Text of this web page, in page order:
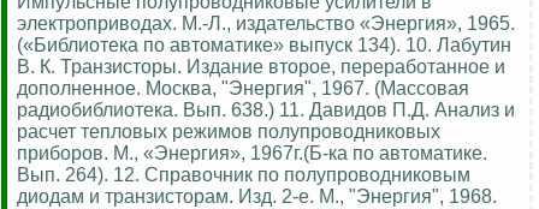
электроприводах. М.-Л., издательство «Энергия», 1965.
(«Библиотека по автоматике» выпуск 134). 10. Лабутин
В. К. Транзисторы. Издание второе, переработанное и
дополненное. Москва, "Энергия", 1967. (Массовая
радиобиблиотека. Вып. 638.) 11. Давидов П.Д. Анализ и
расчет тепловых режимов полупроводниковых
приборов. М., «Энергия», 1967г.(Б-ка по автоматике.
Вып. 264). 12. Справочник по полупроводниковым
диодам и транзисторам. Изд. 2-е. М., "Энергия", 1968.